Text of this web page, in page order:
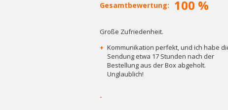
Gesamtbewertung: 100 %
Große Zufriedenheit.
+ Kommunikation perfekt, und ich habe
Sendung etwa 17 Stunden nach der
Bestellung aus der Box abgeholt.
Unglaublich!
-